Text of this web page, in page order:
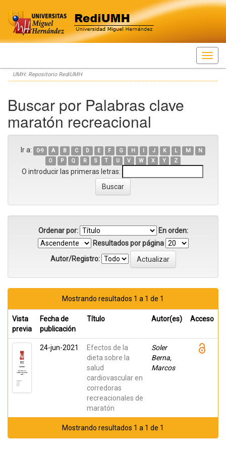
Skip
navigation
UMH: Repositorio RediUMH
Buscar por Palabras clave
maratón recreacional
Ir a: 0-9 A B C D E F G H I J K L M
N
O
P Q R S T U V W X Y Z
O introducir las primeras letras:
Ordenar por:
En orden:
Resultados por página
Autor/Registro:
Mostrando resultados 1 a 1 de 1
Vista
previa
Fecha de
publicación
Título Autor(es) Acceso
24-jun-2021
Efectos de la
dieta sobre la
salud
cardiovascular en
corredoras
recreacionales de
maratón
Soler
Berna,
Marcos
Mostrando resultados 1 a 1 de 1